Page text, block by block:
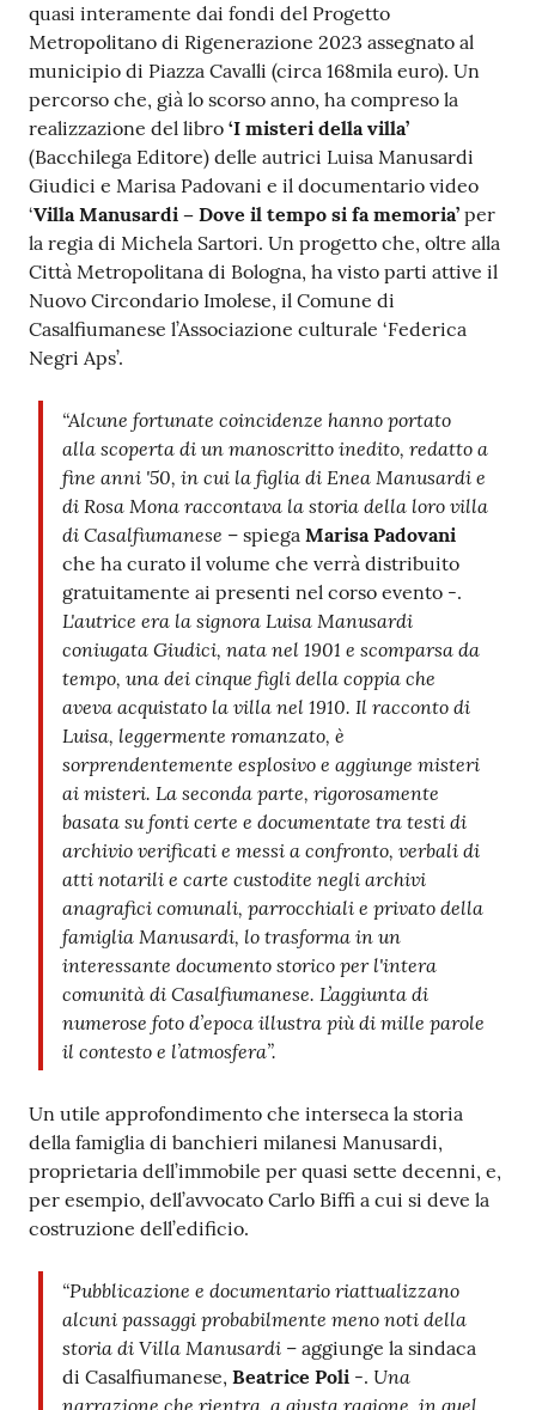
quasi interamente dai fondi del Progetto
Metropolitano di Rigenerazione 2023 assegnato al
municipio di Piazza Cavalli (circa 168mila euro). Un
percorso che, già lo scorso anno, ha compreso la
realizzazione del libro ‘I misteri della villa’
(Bacchilega Editore) delle autrici Luisa Manusardi
Giudici e Marisa Padovani e il documentario video
‘Villa Manusardi – Dove il tempo si fa memoria’ per
la regia di Michela Sartori. Un progetto che, oltre alla
Città Metropolitana di Bologna, ha visto parti attive il
Nuovo Circondario Imolese, il Comune di
Casalfiumanese l’Associazione culturale ‘Federica
Negri Aps’.
“Alcune fortunate coincidenze hanno portato
alla scoperta di un manoscritto inedito, redatto a
fine anni '50, in cui la figlia di Enea Manusardi e
di Rosa Mona raccontava la storia della loro villa
di Casalfiumanese – spiega Marisa Padovani
che ha curato il volume che verrà distribuito
gratuitamente ai presenti nel corso evento -.
L'autrice era la signora Luisa Manusardi
coniugata Giudici, nata nel 1901 e scomparsa da
tempo, una dei cinque figli della coppia che
aveva acquistato la villa nel 1910. Il racconto di
Luisa, leggermente romanzato, è
sorprendentemente esplosivo e aggiunge misteri
ai misteri. La seconda parte, rigorosamente
basata su fonti certe e documentate tra testi di
archivio verificati e messi a confronto, verbali di
atti notarili e carte custodite negli archivi
anagrafici comunali, parrocchiali e privato della
famiglia Manusardi, lo trasforma in un
interessante documento storico per l'intera
comunità di Casalfiumanese. L’aggiunta di
numerose foto d’epoca illustra più di mille parole
il contesto e l’atmosfera”.
Un utile approfondimento che interseca la storia
della famiglia di banchieri milanesi Manusardi,
proprietaria dell’immobile per quasi sette decenni, e,
per esempio, dell’avvocato Carlo Biffi a cui si deve la
costruzione dell’edificio.
“Pubblicazione e documentario riattualizzano
alcuni passaggi probabilmente meno noti della
storia di Villa Manusardi – aggiunge la sindaca
di Casalfiumanese, Beatrice Poli -. Una
narrazione che rientra, a giusta ragione, in quel